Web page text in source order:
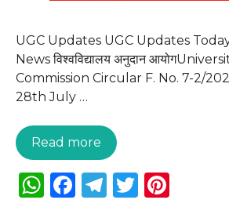
UGC Updates UGC Updates
News विश्वविद्यालय अनुदान
Commission Circular F. No. 7-2/
28th July …
Read more
W F
T
T